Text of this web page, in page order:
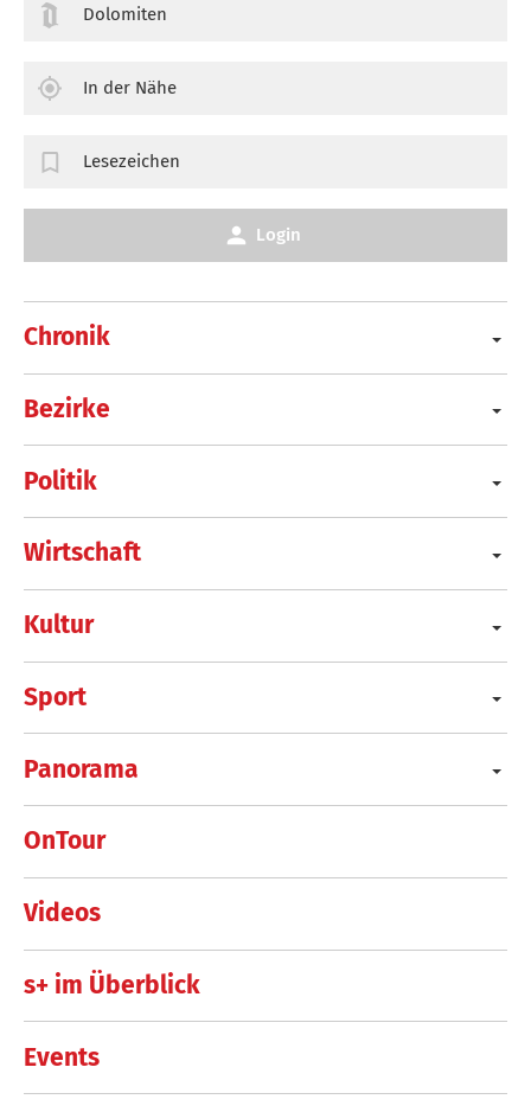
Chronik
Bezirke
Politik
Wirtschaft
Kultur
Sport
Panorama
OnTour
Videos
s+ im Überblick
Events
Dolomiten
In der Nähe
Lesezeichen
Login